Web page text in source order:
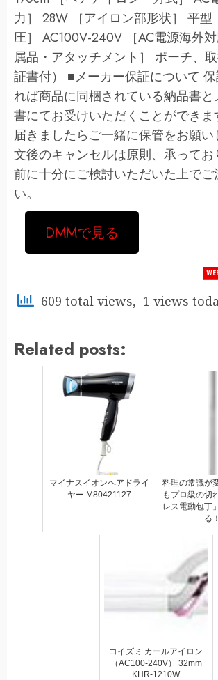
力］ 28W ［アイロン部形状］ 平型
圧］ AC100V-240V ［AC電源海外
属品・アタッチメント］ ポーチ、
証書付） ■メーカー保証について
れば商品に同梱されている納品書
書にてお受けいただくことができ
届きましたらご一緒に保管をお願
文後のキャンセルは原則、承って
前に十分にご検討いただいた上でご
い。
DMMで見る
609 total views, 1 views
Related posts:
マイナスイオンヘアドライ
ヤー M80421127
料理の常識が
もプロ級の切
レス電動包丁
る！
コイズミ カールアイロン
（AC100-240V） 32mm
KHR-1210W